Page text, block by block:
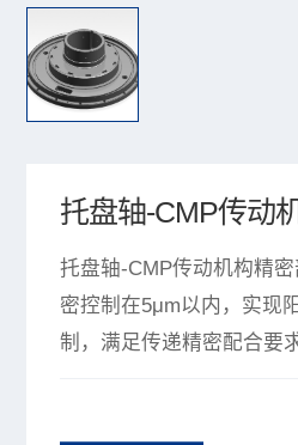
托盘轴-CMP传动
托盘轴-CMP传动机构精
密控制在5μm以内，实现
制，满足传递精密配合要